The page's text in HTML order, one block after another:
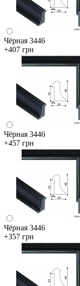
Чёрная 3446
+407 грн
Чёрная 3446
+457 грн
Чёрная 3446
+357 грн